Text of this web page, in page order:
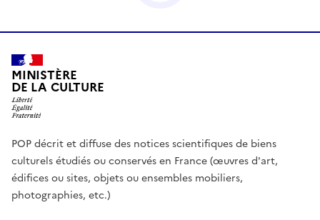
MINISTÈRE
DE LA CULTURE
POP décrit et diffuse des notices scientifiques de biens
culturels étudiés ou conservés en France (œuvres d'art,
édifices ou sites, objets ou ensembles mobiliers,
photographies, etc.)